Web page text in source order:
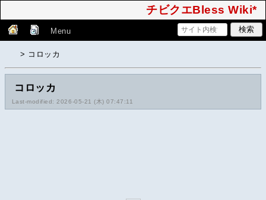
チビクエBless Wiki*
Menu
> コロッカ
コロッカ
Last-modified: 2026-05-21 (木) 07:47:11